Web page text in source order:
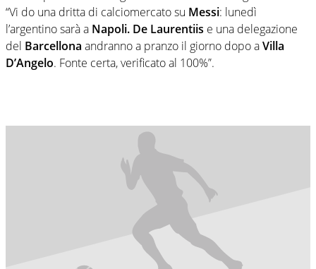
“Vi do una dritta di calciomercatosu Messi: lunedì
l’argentino sarà a Napoli. De Laurentiis e una delegazione
del Barcellona andranno a pranzo il giorno dopo aVilla
D’Angelo. Fonte certa, verificato al 100%”.